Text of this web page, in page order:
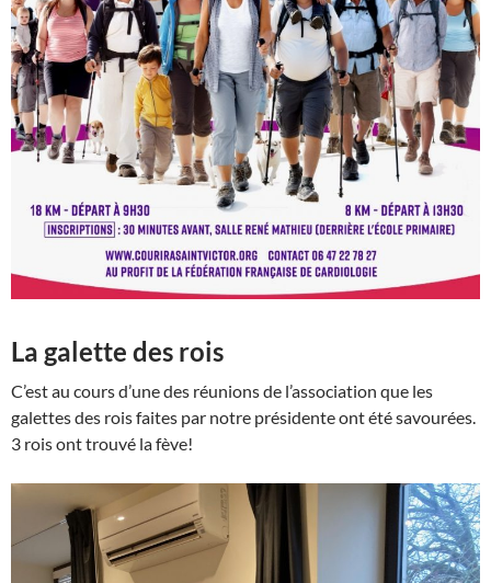
La galette des rois
C’est au cours d’une des réunions de l’association que les
galettes des rois faites par notre présidente ont été savourées.
3 rois ont trouvé la fève!